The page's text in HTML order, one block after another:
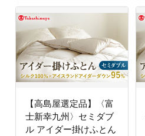
【高島屋選定品】〈富
士新幸九州〉セミダブ
ル アイダー掛けふとん